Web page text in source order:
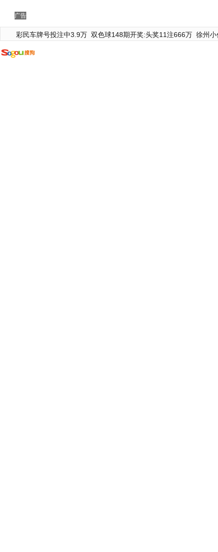
广告
彩民车牌号投注中3.9万 双色球148期开奖:头奖11注666万 徐州